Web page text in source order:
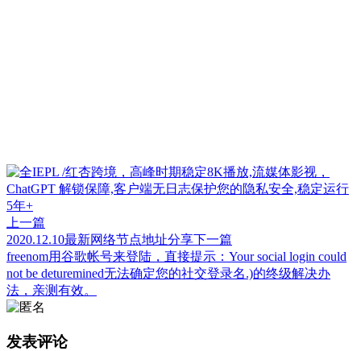
上一篇
2020.12.10最新网络节点地址分享下一篇
freenom用谷歌帐号来登陆，直接提示：Your social login could
not be deturemined无法确定您的社交登录名.)的终级解决办
法，亲测有效。
发表评论